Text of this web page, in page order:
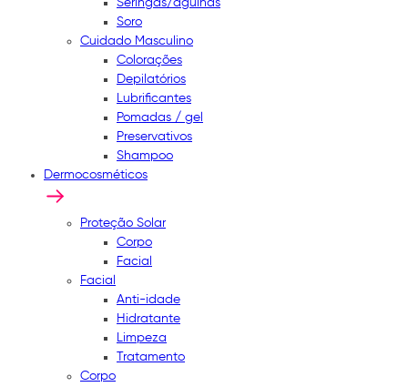
Seringas/agulhas
Soro
Cuidado Masculino
Colorações
Depilatórios
Lubrificantes
Pomadas / gel
Preservativos
Shampoo
Dermocosméticos
Proteção Solar
Corpo
Facial
Facial
Anti-idade
Hidratante
Limpeza
Tratamento
Corpo